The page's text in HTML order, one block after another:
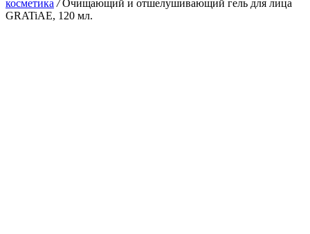
косметика /Очищающий и отшелушивающий гель для лица
GRATiAE, 120 мл.